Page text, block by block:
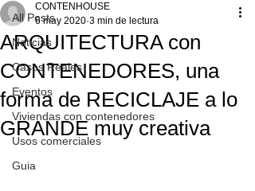
All Posts
Noticias
Casos Reales
Eventos
Viviendas con contenedores
Usos comerciales
Guia
ARQUITECTURA con
CONTENEDORES, una
forma de RECICLAJE a lo
GRANDE muy creativa
CONTENHOUSE
6 may 2020 3 min de lectura